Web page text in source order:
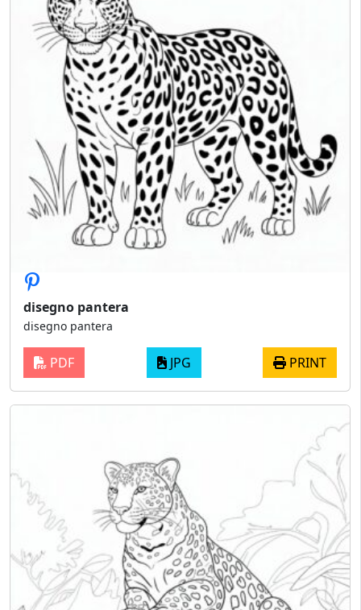
disegno pantera
disegno pantera
PDF JPG PRINT